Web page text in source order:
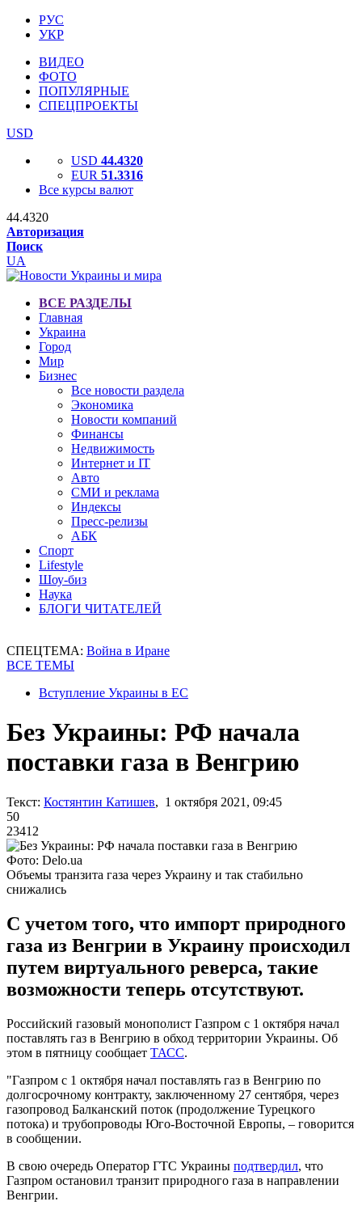
РУС
УКР
ВИДЕО
ФОТО
ПОПУЛЯРНЫЕ
СПЕЦПРОЕКТЫ
USD
USD 44.4320
EUR 51.3316
Все курсы валют
44.4320
Авторизация
Поиск
UA
ВСЕ РАЗДЕЛЫ
Главная
Украина
Город
Мир
Бизнес
Все новости раздела
Экономика
Новости компаний
Финансы
Недвижимость
Интернет и IT
Авто
СМИ и реклама
Индексы
Пресс-релизы
АБК
Спорт
Lifestyle
Шоу-биз
Наука
БЛОГИ ЧИТАТЕЛЕЙ
СПЕЦТЕМА: Война в Иране
ВСЕ ТЕМЫ
Вступление Украины в ЕС
Без Украины: РФ начала
поставки газа в Венгрию
Текст: Костянтин Катишев, 1 октября 2021, 09:45
50
23412
Фото: Delo.ua
Объемы транзита газа через Украину и так стабильно
снижались
С учетом того, что импорт природного
газа из Венгрии в Украину происходил
путем виртуального реверса, такие
возможности теперь отсутствуют.
Российский газовый монополист Газпром с 1 октября начал
поставлять газ в Венгрию в обход территории Украины. Об
этом в пятницу сообщает ТАСС.
"Газпром с 1 октября начал поставлять газ в Венгрию по
долгосрочному контракту, заключенному 27 сентября, через
газопровод Балканский поток (продолжение Турецкого
потока) и трубопроводы Юго-Восточной Европы, – говорится
в сообщении.
В свою очередь Оператор ГТС Украины подтвердил, что
Газпром остановил транзит природного газа в направлении
Венгрии.